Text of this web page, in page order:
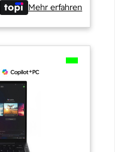
Mehr erfahren